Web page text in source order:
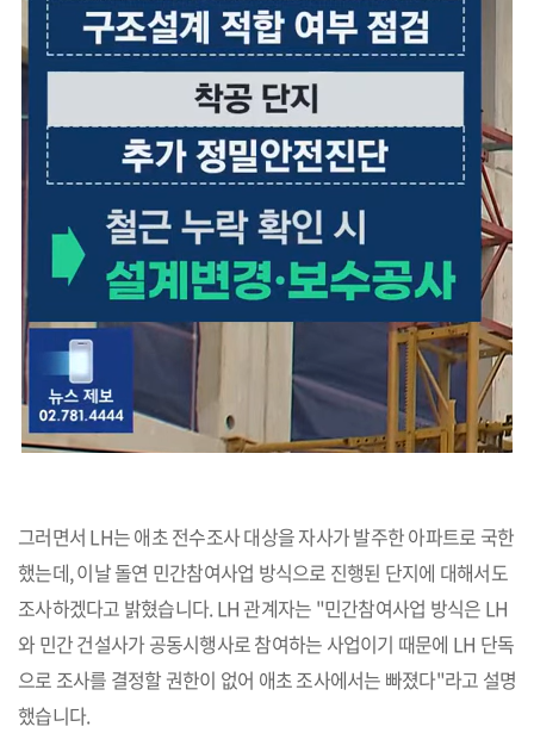
그러면서 LH는 애초 전수조사 대상을 자사가 발주한 아파트로 국한
했는데, 이날 돌연 민간참여사업 방식으로 진행된 단지에 대해서도
조사하겠다고 밝혔습니다. LH 관계자는 "민간참여사업 방식은 LH
와 민간 건설사가 공동시행사로 참여하는 사업이기 때문에 LH 단독
으로 조사를 결정할 권한이 없어 애초 조사에서는 빠졌다"라고 설명
했습니다.